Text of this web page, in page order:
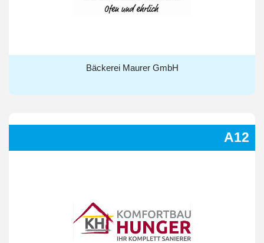
Bäckerei Maurer GmbH
A12
Komfortbau Hunger GmbH